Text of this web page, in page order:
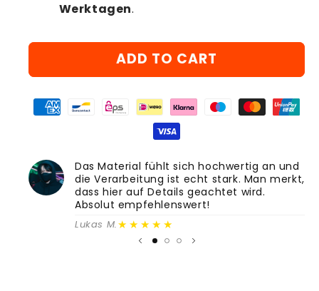
Werktagen.
ADD TO CART
Das Material fühlt sich hochwertig an und
die Verarbeitung ist echt stark. Man merkt,
dass hier auf Details geachtet wird.
Absolut empfehlenswert!
Lukas M.★★★★★